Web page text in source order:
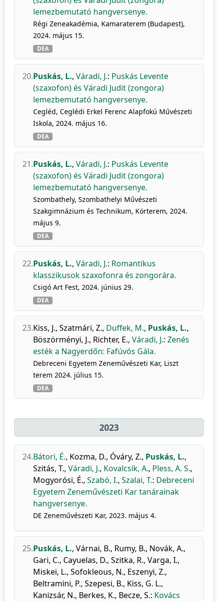
lemezbemutató hangversenye.
Régi Zeneakadémia, Kamaraterem (Budapest),
2024. május 15.
DEA
20.Puskás, L., Váradi, J.: Puskás Levente
(szaxofon) és Váradi Judit (zongora)
lemezbemutató hangversenye.
Cegléd, Ceglédi Erkel Ferenc Alapfokú Művészeti
Iskola, 2024. május 16.
DEA
21.Puskás, L., Váradi, J.: Puskás Levente
(szaxofon) és Váradi Judit (zongora)
lemezbemutató hangversenye.
Szombathely, Szombathelyi Művészeti
Szakgimnázium és Technikum, Körterem, 2024.
május 9.
DEA
22.Puskás, L., Váradi, J.: Romantikus
klasszikusok szaxofonra és zongorára.
Csigó Art Fest, 2024. június 29.
DEA
23.Kiss, J., Szatmári, Z., Duffek, M., Puskás, L.,
Böszörményi, J., Richter, E., Váradi, J.: Zenés
esték a Nagyerdőn: Fafúvós Gála.
Debreceni Egyetem Zeneművészeti Kar, Liszt
terem 2024. július 15.
DEA
2023
24.Bátori, É., Kozma, D., Óváry, Z., Puskás, L.,
Szitás, T., Váradi, J., Kovalcsik, A., Pless, A. S.,
Mogyorósi, É., Szabó, I., Szalai, T.: Debreceni
Egyetem Zeneművészeti Kar tanárainak
hangversenye.
DE Zeneművészeti Kar, 2023. május 4.
25.Puskás, L., Várnai, B., Rumy, B., Novák, A.,
Gari, C., Cayuelas, D., Szitka, R., Varga, I.,
Miskei, L., Sofokleous, N., Eszenyi, Z.,
Beltramini, P., Szepesi, B., Kiss, G. L.,
Kanizsár, N., Berkes, K., Becze, S.: Kovács